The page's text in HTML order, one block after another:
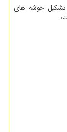
این فراخوان شامل ۱۴ زمینه تشکیل خوشه های